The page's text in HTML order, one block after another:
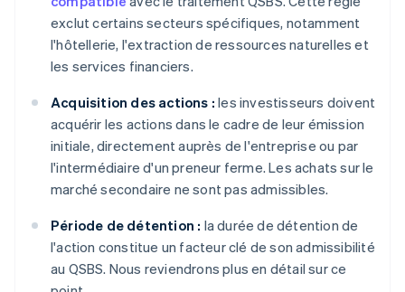
exclut certains secteurs spécifiques, notamment
l'hôtellerie, l'extraction de ressources naturelles et
les services financiers.
Acquisition des actions : les investisseurs doivent
acquérir les actions dans le cadre de leur émission
initiale, directement auprès de l'entreprise ou par
l'intermédiaire d'un preneur ferme. Les achats sur le
marché secondaire ne sont pas admissibles.
Période de détention : la durée de détention de
l'action constitue un facteur clé de son admissibilité
au QSBS. Nous reviendrons plus en détail sur ce